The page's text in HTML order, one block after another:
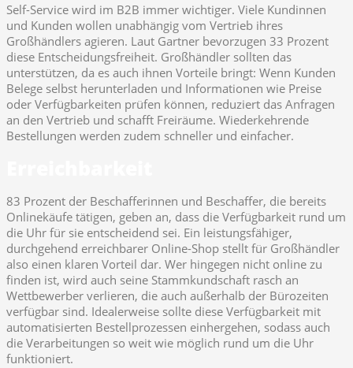
Self-Service wird im B2B immer wichtiger. Viele Kundinnen
und Kunden wollen unabhängig vom Vertrieb ihres
Großhändlers agieren. Laut Gartner bevorzugen 33 Prozent
diese Entscheidungsfreiheit. Großhändler sollten das
unterstützen, da es auch ihnen Vorteile bringt: Wenn Kunden
Belege selbst herunterladen und Informationen wie Preise
oder Verfügbarkeiten prüfen können, reduziert das Anfragen
an den Vertrieb und schafft Freiräume. Wiederkehrende
Bestellungen werden zudem schneller und einfacher.
83 Prozent der Beschafferinnen und Beschaffer, die bereits
Onlinekäufe tätigen, geben an, dass die Verfügbarkeit rund um
die Uhr für sie entscheidend sei. Ein leistungsfähiger,
durchgehend erreichbarer Online-Shop stellt für Großhändler
also einen klaren Vorteil dar. Wer hingegen nicht online zu
finden ist, wird auch seine Stammkundschaft rasch an
Wettbewerber verlieren, die auch außerhalb der Bürozeiten
verfügbar sind. Idealerweise sollte diese Verfügbarkeit mit
automatisierten Bestellprozessen einhergehen, sodass auch
die Verarbeitungen so weit wie möglich rund um die Uhr
funktioniert.